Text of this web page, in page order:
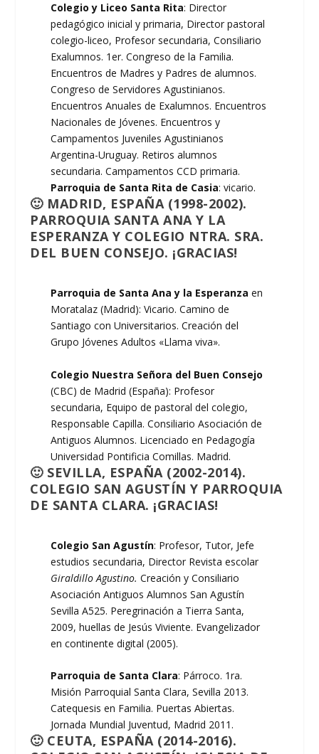
Colegio y Liceo Santa Rita: Director
pedagógico inicial y primaria, Director pastoral
colegio-liceo, Profesor secundaria, Consiliario
Exalumnos. 1er. Congreso de la Familia.
Encuentros de Madres y Padres de alumnos.
Congreso de Servidores Agustinianos.
Encuentros Anuales de Exalumnos. Encuentros
Nacionales de Jóvenes. Encuentros y
Campamentos Juveniles Agustinianos
Argentina-Uruguay. Retiros alumnos
secundaria. Campamentos CCD primaria.
Parroquia de Santa Rita de Casia: vicario.
🙂 MADRID, ESPAÑA (1998-2002).
PARROQUIA SANTA ANA Y LA
ESPERANZA Y COLEGIO NTRA. SRA.
DEL BUEN CONSEJO. ¡GRACIAS!
Parroquia de Santa Ana y la Esperanza en
Moratalaz (Madrid): Vicario. Camino de
Santiago con Universitarios. Creación del
Grupo Jóvenes Adultos «Llama viva».
Colegio Nuestra Señora del Buen Consejo
(CBC) de Madrid (España): Profesor
secundaria, Equipo de pastoral del colegio,
Responsable Capilla. Consiliario Asociación de
Antiguos Alumnos. Licenciado en Pedagogía
Universidad Pontificia Comillas. Madrid.
🙂 SEVILLA, ESPAÑA (2002-2014).
COLEGIO SAN AGUSTÍN Y PARROQUIA
DE SANTA CLARA. ¡GRACIAS!
Colegio San Agustín: Profesor, Tutor, Jefe
estudios secundaria, Director Revista escolar
Giraldillo Agustino. Creación y Consiliario
Asociación Antiguos Alumnos San Agustín
Sevilla A525. Peregrinación a Tierra Santa,
2009, huellas de Jesús Viviente. Evangelizador
en continente digital (2005).
Parroquia de Santa Clara: Párroco. 1ra.
Misión Parroquial Santa Clara, Sevilla 2013.
Catequesis en Familia. Puertas Abiertas.
Jornada Mundial Juventud, Madrid 2011.
🙂 CEUTA, ESPAÑA (2014-2016).